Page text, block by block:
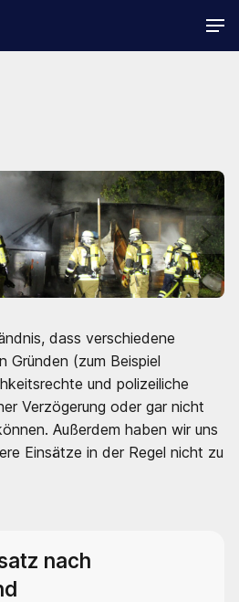
dass verschiedene
Gründen (zum Beispiel
und polizeiliche
Verzögerung oder gar nicht
Außerdem haben wir uns
Einsätze in der Regel nicht zu
nach